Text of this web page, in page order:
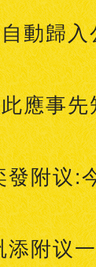
動歸
應事
發附议:
添附议